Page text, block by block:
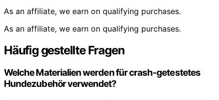
As an affiliate, we earn on qualifying purchases.
As an affiliate, we earn on qualifying purchases.
Häufig gestellte Fragen
Welche Materialien werden für crash-getestetes
Hundezubehör verwendet?